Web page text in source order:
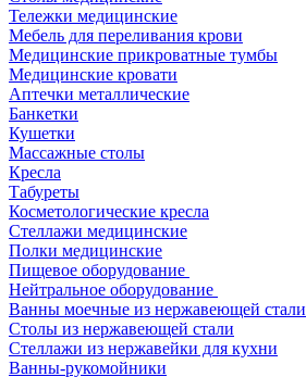
Тележки медицинские
Мебель для переливания крови
Медицинские прикроватные тумбы
Медицинские кровати
Аптечки металлические
Банкетки
Кушетки
Массажные столы
Кресла
Табуреты
Косметологические кресла
Стеллажи медицинские
Полки медицинские
Пищевое оборудование
Нейтральное оборудование
Ванны моечные из нержавеющей стали
Столы из нержавеющей стали
Стеллажи из нержавейки для кухни
Ванны-рукомойники